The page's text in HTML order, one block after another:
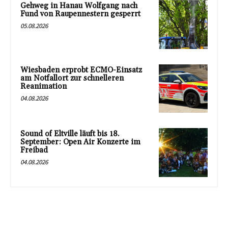
Gehweg in Hanau Wolfgang nach
Fund von Raupennestern gesperrt
05.08.2026
Wiesbaden erprobt ECMO-Einsatz
am Notfallort zur schnelleren
Reanimation
04.08.2026
Sound of Eltville läuft bis 18.
September: Open Air Konzerte im
Freibad
04.08.2026